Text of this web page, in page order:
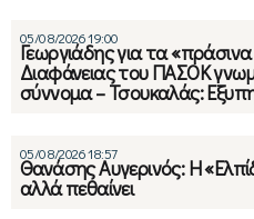
05/08/2026 19:00
Γεωργιάδης για τα
Διαφάνειας του ΠΑΣΟΚ
σύννομα – Τσουκαλάς:
05/08/2026 18:57
Θανάσης Αυγερινός: Η
αλλά πεθαίνει